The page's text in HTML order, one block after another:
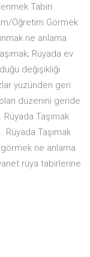
Tabiri.
Öğretim Görmek
ne anlama
Rüyada ev
değişikliği
yüzünden geri
düzenini geride
Taşımak
Rüyada Taşımak
ne anlama
rüya tabirlerine